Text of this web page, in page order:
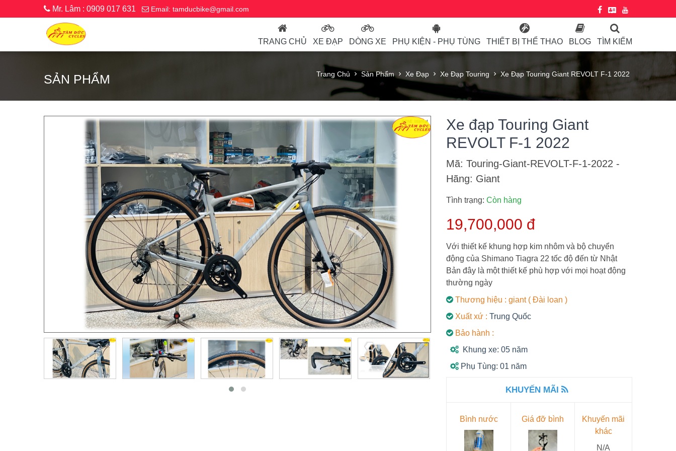
Mr. Lâm : 0909 017 631 Email: tamducbike@gmail.com
TRANG CHỦ XE ĐẠP DÒNG XE PHỤ KIỆN - PHỤ TÙNG THIẾT BỊ THỂ THAO BLOG TÌM KIẾM
SẢN PHẨM Trang Chủ Sản Phẩm Xe Đạp Xe Đạp Touring Xe Đạp Touring Giant REVOLT F-1 2022
Xe đạp Touring Giant
REVOLT F-1 2022
Mã: Touring-Giant-REVOLT-F-1-2022 -
Hãng: Giant
Tình trạng: Còn hàng
19,700,000 đ
Với thiết kế khung hợp kim nhôm và bộ chuyển
động của Shimano Tiagra 22 tốc độ đến từ Nhật
Bản đây là một thiết kế phù hợp với mọi hoạt động
thường ngày
Thương hiệu : giant ( Đài loan )
Xuất xứ : Trung Quốc
Bảo hành :
Khung xe: 05 năm
Phụ Tùng: 01 năm
KHUYẾN MÃI
Bình nước Giá đỡ bình
Khuyến mãi
khác
N/A